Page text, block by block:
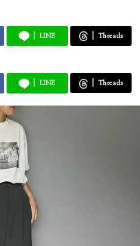
LINE Threads
LINE Threads